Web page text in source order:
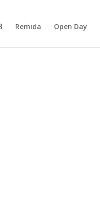
Remida Open Day